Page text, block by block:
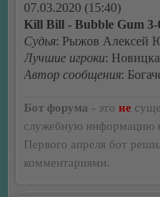
07.03.2020 (15:40)
Kill Bill - Bubble Gum 3-
Судья: Рыжов Алексей
Лучшие игроки:
Автор сообщения:
Бот форума - это не
служебную информацию
Первого апреля бот
комментариями.